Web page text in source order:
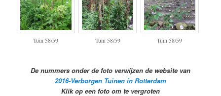
Tuin 58/59 Tuin 58/59 Tuin 58/59
De nummers onder de foto verwijzen de website van
2016-Verborgen Tuinen in Rotterdam
Klik op een foto om te vergroten